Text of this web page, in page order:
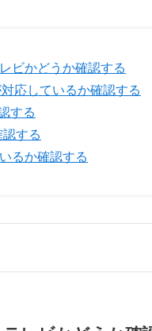
ビかどうか確認する
応しているか確認する
する
する
るか確認する